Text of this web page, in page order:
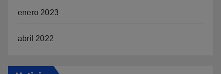
enero 2023
abril 2022